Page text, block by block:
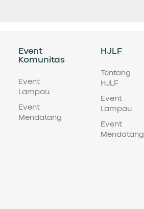
Event
Komunitas
Event
Lampau
Event
Mendatang
HJLF
Tentang
HJLF
Event
Lampau
Event
Mendatang